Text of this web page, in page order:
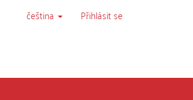
čeština Přihlásit se